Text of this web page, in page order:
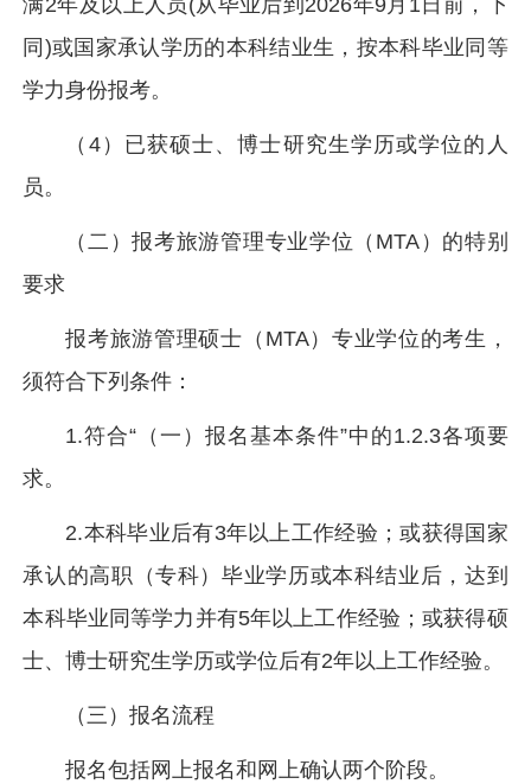
满2年及以上人员(从毕业后到2026年9月1日前，下
同)或国家承认学历的本科结业生，按本科毕业同等
学力身份报考。
（4）已获硕士、博士研究生学历或学位的人
员。
（二）报考旅游管理专业学位（MTA）的特别
要求
报考旅游管理硕士（MTA）专业学位的考生，
须符合下列条件：
1.符合“（一）报名基本条件”中的1.2.3各项要
求。
2.本科毕业后有3年以上工作经验；或获得国家
承认的高职（专科）毕业学历或本科结业后，达到
本科毕业同等学力并有5年以上工作经验；或获得硕
士、博士研究生学历或学位后有2年以上工作经验。
（三）报名流程
报名包括网上报名和网上确认两个阶段。